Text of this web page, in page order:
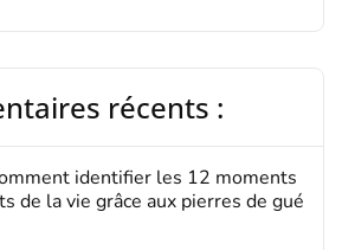
récents :
identifier les 12 moments
de la vie grâce aux pierres de gué